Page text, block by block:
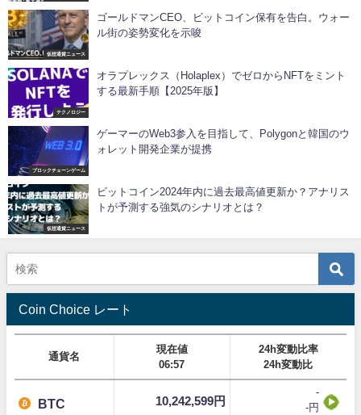
仮想通貨ニュース
ゴールドマンCEO、ビットコイン保有を告白。ウォー
ル街の姿勢変化を示唆
テクノロジー
オラプレックス（Holaplex）でゼロからNFTをミント
する最新手順【2025年版】
ブロックチェーンゲーム
ゲーマーのWeb3参入を目指して、Polygonと韓国のウ
ォレット開発企業が提携
仮想通貨ニュース
ビットコイン2024年内に過去最高値更新か？アナリス
トが予測する強気のシナリオとは？
Coin Choice レート
通貨名
現在値
06:57
24h変動比率
24h変動比
BTC 10,242,599円
-
-円